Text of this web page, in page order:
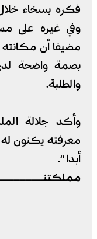
فكره بسخاء
وفي غيره على
مضيفا أن مكانته
بصمة واضحة
والطلبة.
وأكد جلالة
معرفته يكنون
أبدا “.